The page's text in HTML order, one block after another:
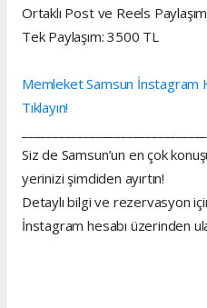
Ortaklı Post ve Reels
Tek Paylaşım: 3500 TL
Memleket Samsun İnstagram
Tıklayın!
Siz de Samsun’un en çok
yerinizi şimdiden ayırtın!
Detaylı bilgi ve rezervasyon
İnstagram hesabı üzerinden